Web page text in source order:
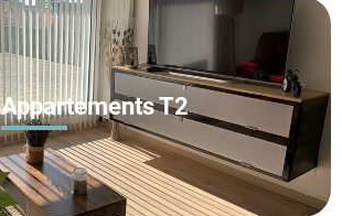
Appartements T2